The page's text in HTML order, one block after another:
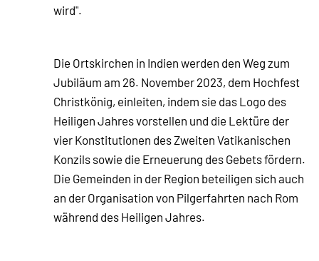
wird".
Die Ortskirchen in Indien werden den Weg zum
Jubiläum am 26. November 2023, dem Hochfest
Christkönig, einleiten, indem sie das Logo des
Heiligen Jahres vorstellen und die Lektüre der
vier Konstitutionen des Zweiten Vatikanischen
Konzils sowie die Erneuerung des Gebets fördern.
Die Gemeinden in der Region beteiligen sich auch
an der Organisation von Pilgerfahrten nach Rom
während des Heiligen Jahres.